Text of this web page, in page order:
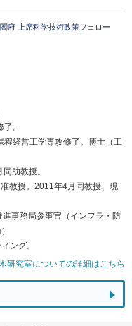
府 上席科学技術政策フェロー
。
経営工学専攻修了。博士（工
助教授。
教授。2011年4月同教授、現
事務局参事官（インフラ・防
ング。
研究室についての詳細はこちら